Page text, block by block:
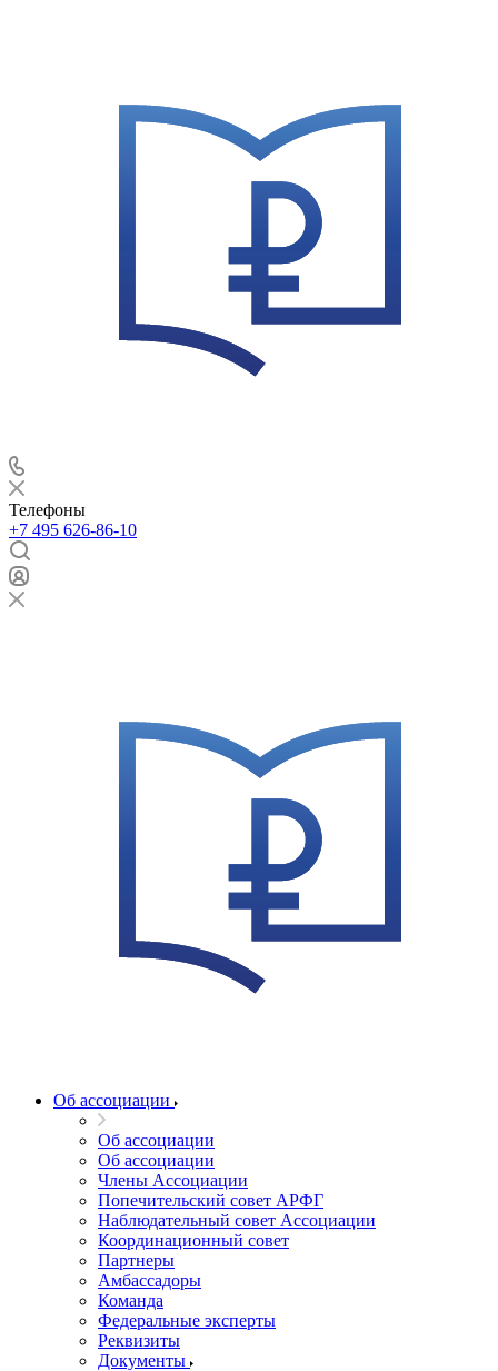
Телефоны
+7 495 626-86-10
Об ассоциации
Об ассоциации
Об ассоциации
Члены Ассоциации
Попечительский совет АРФГ
Наблюдательный совет Ассоциации
Координационный совет
Партнеры
Амбассадоры
Команда
Федеральные эксперты
Реквизиты
Документы